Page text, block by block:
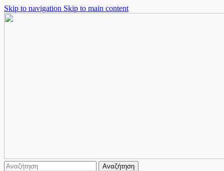
Skip to navigation Skip to main content
Αναζήτηση